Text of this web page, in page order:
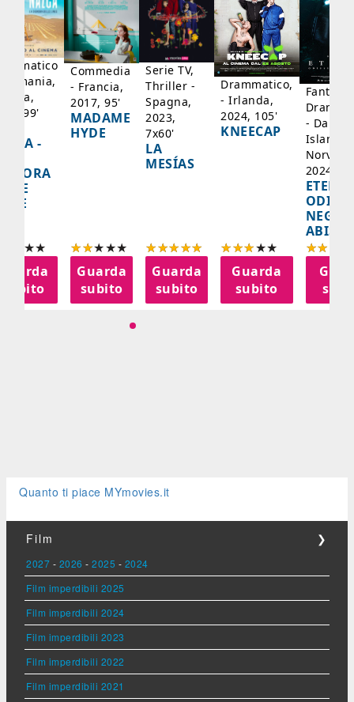
99'
-
subito
Commedia
- Francia,
2017, 95'
MADAME
HYDE
Guarda
subito
Serie TV,
Thriller -
Spagna,
2023,
7x60'
LA
MESÍAS
Guarda
subito
Drammatico,
- Irlanda,
2024, 105'
KNEECAP
Guarda
subito
-
Islanda,
2024,
NEGLI
ABISSI
Quanto ti piace MYmovies.it
Film ❯
2027 - 2026 - 2025 - 2024
Film imperdibili 2025
Film imperdibili 2024
Film imperdibili 2023
Film imperdibili 2022
Film imperdibili 2021